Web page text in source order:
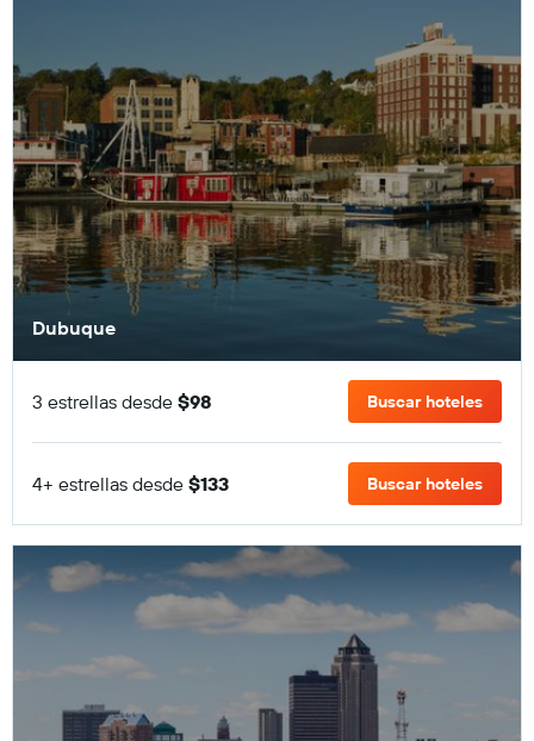
Dubuque
3 estrellas desde $98 Buscar hoteles
4+ estrellas desde $133 Buscar hoteles